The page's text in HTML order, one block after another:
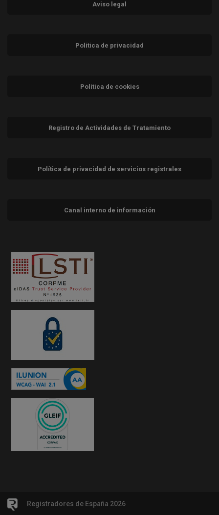
Aviso legal
Política de privacidad
Política de cookies
Registro de Actividades de Tratamiento
Política de privacidad de servicios registrales
Canal interno de información
Registradores de España 2026